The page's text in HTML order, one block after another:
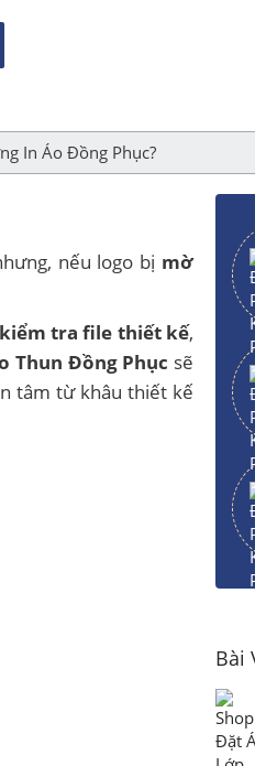
In Áo Đồng Phục?
nếu logo bị mờ
tra file thiết kế,
Thun Đồng Phục sẽ
tâm từ khâu thiết kế
Bài